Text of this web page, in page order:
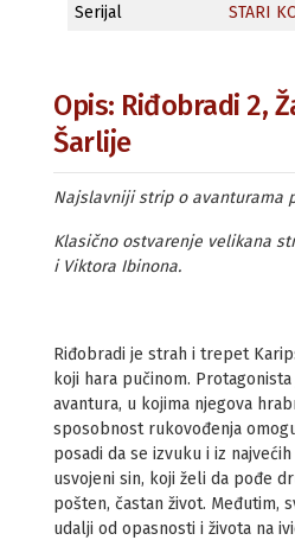
Serijal
STARI
Opis: Riđobradi 2,
Šarlije
Najslavniji strip o avanturama
Klasično ostvarenje velikana
i Viktora Ibinona.
Riđobradi je strah i trepet
koji hara pučinom.
avantura, u kojima njegova
sposobnost rukovođenja
posadi da se izvuku i iz
usvojeni sin, koji želi da pođe
pošten, častan život. Međutim,
udalji od opasnosti i života na